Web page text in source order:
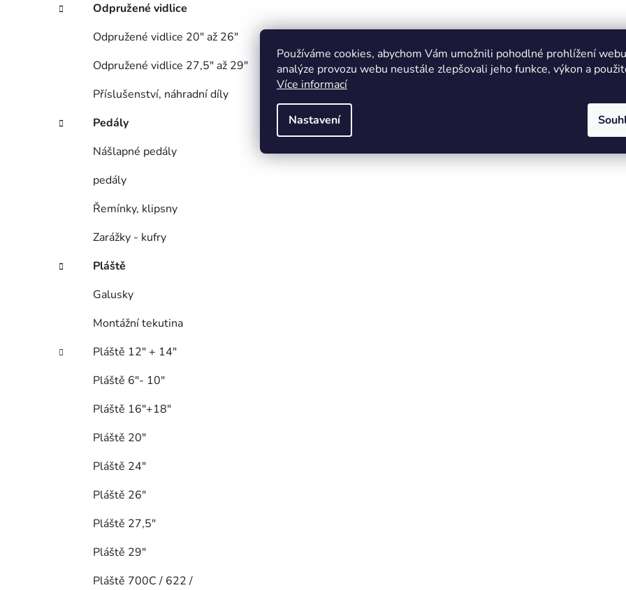
Používáme cookies, abychom Vám umožnili pohodlné prohlížení
analýze provozu webu neustále zlepšovali jeho funkce, výkon a
Více informací
Nastavení
Odpružené vidlice
Odpružené vidlice 20" až 26"
Odpružené vidlice 27,5" až 29"
Příslušenství, náhradní díly
Pedály
Nášlapné pedály
pedály
Řemínky, klipsny
Zarážky - kufry
Pláště
Galusky
Montážní tekutina
Pláště 12" + 14"
Pláště 6"- 10"
Pláště 16"+18"
Pláště 20"
Pláště 24"
Pláště 26"
Pláště 27,5"
Pláště 29"
Pláště 700C / 622 /